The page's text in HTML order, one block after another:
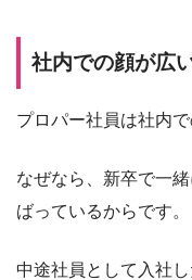
社内での顔が広
プロパー社員は社内
なぜなら、新卒で一
ばっているからです。
中途社員として入社